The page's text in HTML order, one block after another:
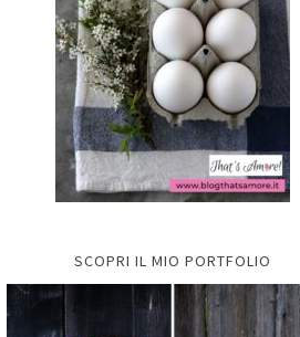
SCOPRI IL MIO PORTFOLIO